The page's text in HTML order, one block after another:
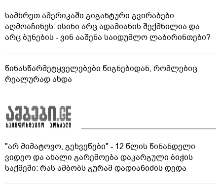
სამხრეთ ამერიკაში გიგანტური გვირაბები
აღმოაჩინეს: ისინი არც ადამიანის შექმნილია და
არც ბუნების - ვინ ააშენა საიდუმლო ლაბირინთები?
წინასწარმეტყველებები წიგნებიდან, რომლებიც
რეალურად ახდა
"არ მიმატოვო, გეხვეწები" - 12 წლის წინანდელი
ვიდეო და ახალი გარემოება დაკარგული ბიჭის
საქმეში: რას ამბობს გურამ დადიანიძის დედა